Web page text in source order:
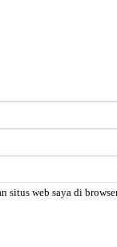
situs web saya di